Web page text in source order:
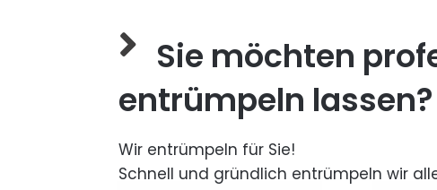
Sie möchten
entrümpeln lassen?
Wir entrümpeln für Sie!
Schnell und gründlich entrümpeln wir